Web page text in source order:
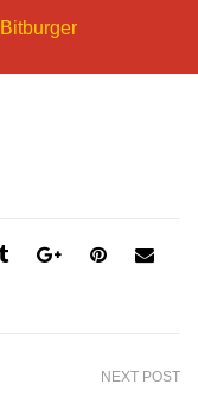
Bitburger
NEXT POST